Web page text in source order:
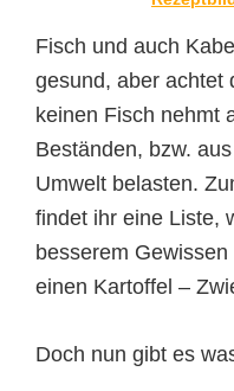
Fisch und auch
gesund, aber achtet
keinen Fisch nehmt
Beständen, bzw.
Umwelt belasten.
findet ihr eine Liste,
besserem
einen Kartoffel –
Doch nun gibt es